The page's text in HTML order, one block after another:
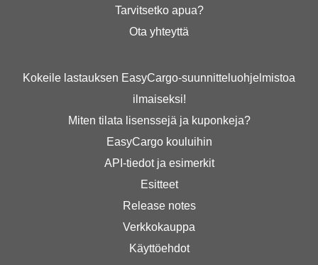
Tarvitsetko apua?
Ota yhteyttä
Kokeile lastauksen EasyCargo-suunnitteluohjelmistoa
ilmaiseksi!
Miten tilata lisenssejä ja kuponkeja?
EasyCargo kouluihin
API-tiedot ja esimerkit
Esitteet
Release notes
Verkkokauppa
Käyttöehdot